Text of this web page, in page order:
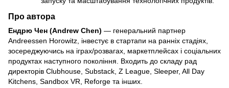
Про автора
Ендрю Чен (Andrew Chen) — генеральний партнер
Andreessen Horowitz, інвестує в стартапи на ранніх стадіях,
зосереджуючись на іграх/розвагах, маркетплейсах і соціальних
продуктах наступного покоління. Входить до складу рад
директорів Clubhouse, Substack, Z League, Sleeper, All Day
Kitchens, Sandbox VR, Reforge та інших.